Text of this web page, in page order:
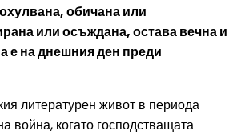
обичана или
или осъждана, остава вечна и
е на днешния ден преди
литературен живот в периода
война, когато господстващата